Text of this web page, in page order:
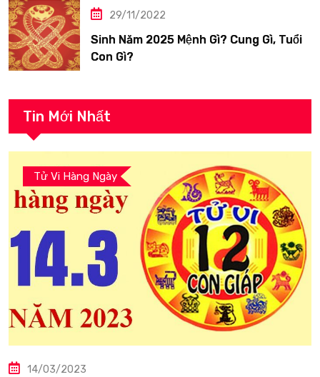
29/11/2022
Sinh Năm 2025 Mệnh Gì? Cung Gì, Tuổi
Con Gì?
Tin Mới Nhất
Tử Vi Hàng Ngày
14/03/2023